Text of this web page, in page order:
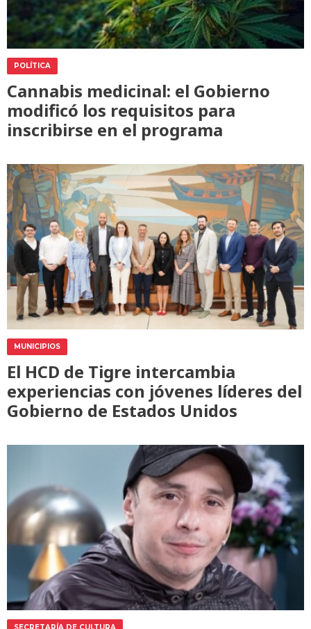
POLÍTICA
Cannabis medicinal: el Gobierno
modificó los requisitos para
inscribirse en el programa
MUNICIPIOS
El HCD de Tigre intercambia
experiencias con jóvenes líderes del
Gobierno de Estados Unidos